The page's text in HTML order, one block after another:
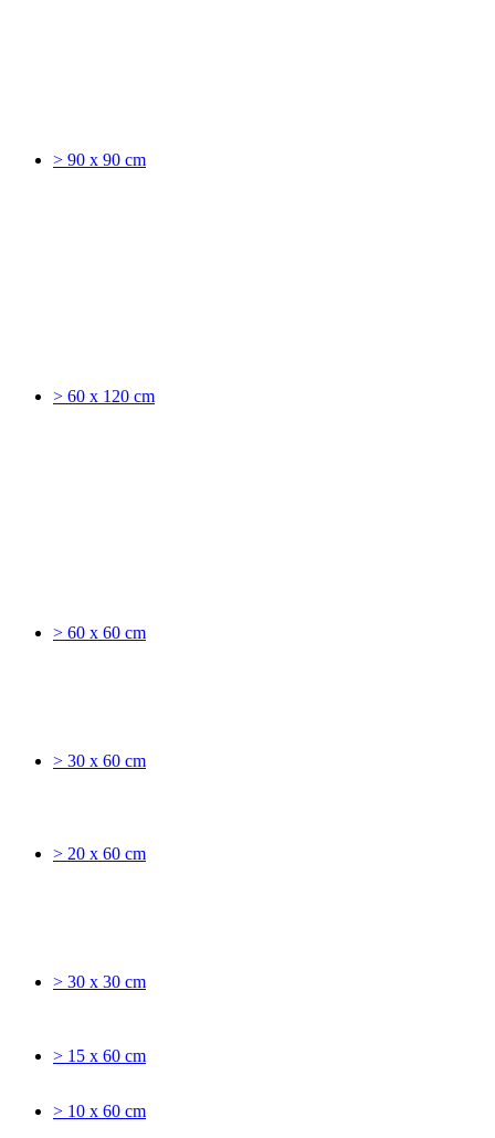
> 90 x 90 cm
> 60 x 120 cm
> 60 x 60 cm
> 30 x 60 cm
> 20 x 60 cm
> 30 x 30 cm
> 15 x 60 cm
> 10 x 60 cm